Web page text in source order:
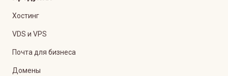
Хостинг
VDS и VPS
Почта для бизнеса
Домены